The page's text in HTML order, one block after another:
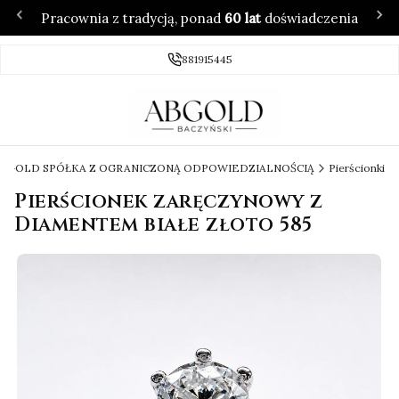
Pracownia z tradycją, ponad 60 latdoświadczenia
881915445
SPÓŁKA Z OGRANICZONĄ ODPOWIEDZIALNOŚCIĄ Pierścionki
Pierścionek zaręczynowy z
Diamentem białe złoto 585